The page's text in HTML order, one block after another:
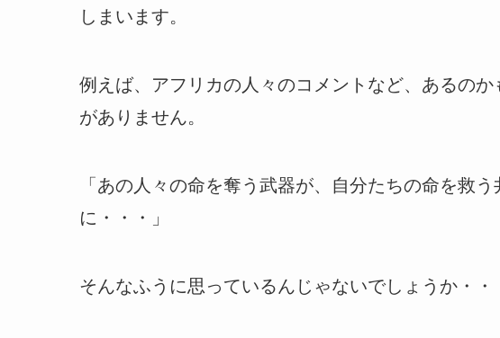
しまいます。
例えば、アフリカの人々のコメントなど、あるの
がありません。
「あの人々の命を奪う武器が、自分たちの命を救
に・・・」
そんなふうに思っているんじゃないでしょうか・・